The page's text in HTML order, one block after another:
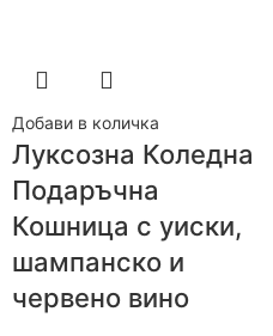
Добави в количка
Луксозна Коледна
Подаръчна
Кошница с уиски,
шампанско и
червено вино